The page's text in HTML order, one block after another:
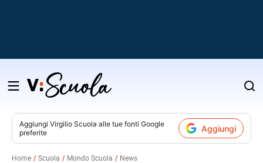
Salta
contenuto
Aggiungi Virgilio Scuola alle tue fonti Google
preferite
Aggiungi
Home Scuola Mondo Scuola News